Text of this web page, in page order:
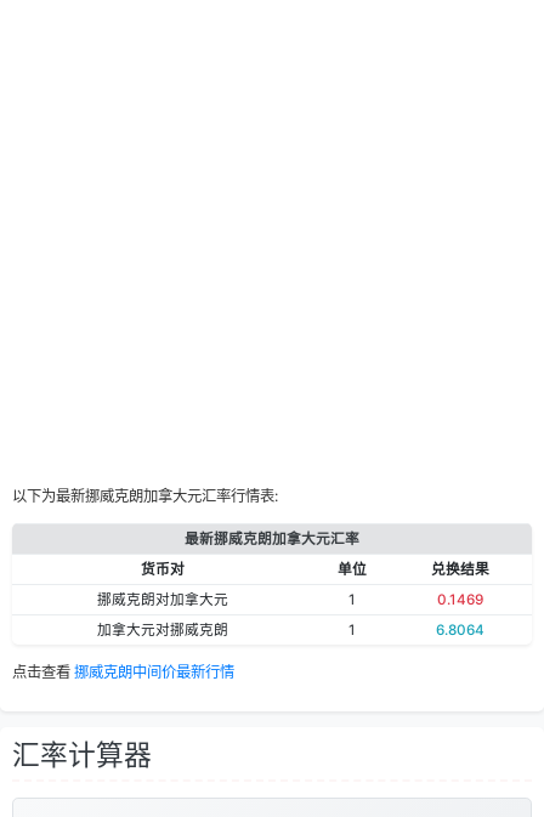
以下为最新挪威克朗加拿大元汇率行情表:
最新挪威克朗加拿大元汇率
货币对
单位
兑换结果
挪威克朗对加拿大元
1
0.1469
加拿大元对挪威克朗
1 6.8064
点击查看 挪威克朗中间价最新行情
汇率计算器